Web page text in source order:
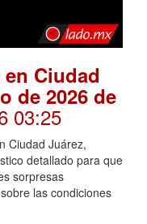
Ciudad
de 2026 de
03:25
Ciudad Juárez,
detallado para que
sorpresas
las condiciones